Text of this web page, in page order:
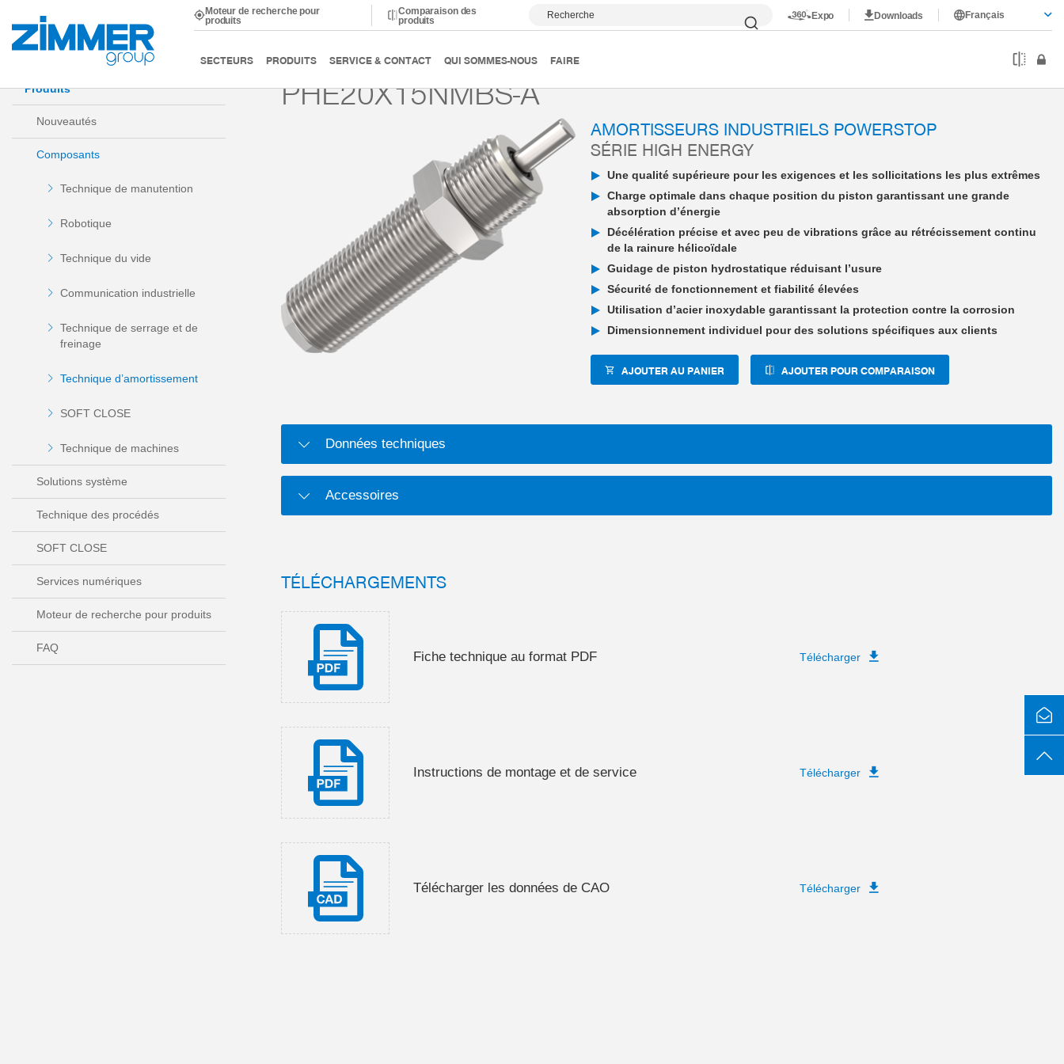
Moteur de recherche pour
produits
Comparaison des
produits
Recherche Expo Downloads Français
SECTEURS PRODUITS SERVICE & CONTACT QUI SOMMES-NOUS FAIRE
Démarrage Produits Composants Technique d’amortissement Amortisseur industriel PowerStop High Energy PHE20X15NMBS-A
Produits
Nouveautés
Composants
Technique de manutention
Robotique
Technique du vide
Communication industrielle
Technique de serrage et de
freinage
Technique d’amortissement
SOFT CLOSE
Technique de machines
Solutions système
Technique des procédés
SOFT CLOSE
Services numériques
Moteur de recherche pour produits
FAQ
PHE20X15NMBS-A
AMORTISSEURS INDUSTRIELS POWERSTOP
SÉRIE HIGH ENERGY
Une qualité supérieure pour les exigences et les sollicitations les plus extrêmes
Charge optimale dans chaque position du piston garantissant une grande
absorption d’énergie
Décélération précise et avec peu de vibrations grâce au rétrécissement continu
de la rainure hélicoïdale
Guidage de piston hydrostatique réduisant l’usure
Sécurité de fonctionnement et fiabilité élevées
Utilisation d’acier inoxydable garantissant la protection contre la corrosion
Dimensionnement individuel pour des solutions spécifiques aux clients
AJOUTER AU PANIER AJOUTER POUR COMPARAISON
Données techniques
Accessoires
TÉLÉCHARGEMENTS
Fiche technique au format PDF Télécharger
Instructions de montage et de service Télécharger
Télécharger les données de CAO Télécharger